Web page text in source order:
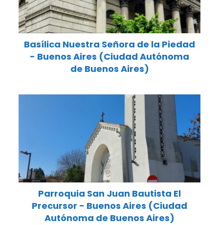
Basílica Nuestra Señora de la Piedad
- Buenos Aires (Ciudad Autónoma
de Buenos Aires)
Parroquia San Juan Bautista El
Precursor - Buenos Aires (Ciudad
Autónoma de Buenos Aires)